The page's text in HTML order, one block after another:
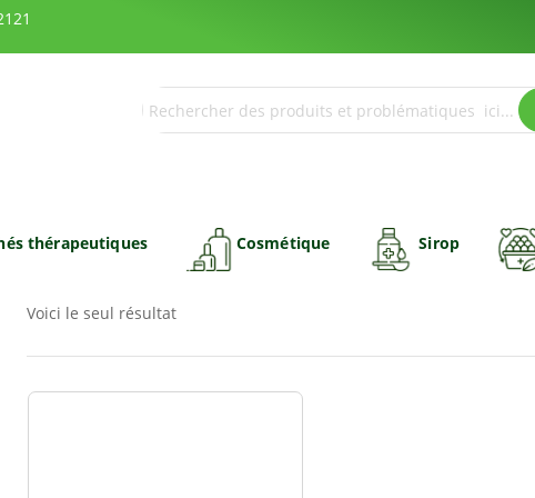
thérapeutiques Cosmétique Sirop
Voici le seul résultat